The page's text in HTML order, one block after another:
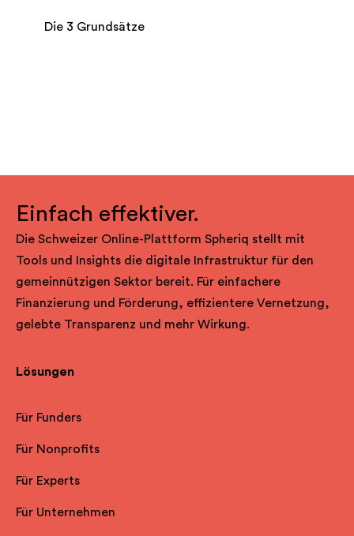
Die 3 Grundsätze
Einfach effektiver.
Die Schweizer Online-Plattform Spheriq stellt mit
Tools und Insights die digitale Infrastruktur für den
gemeinnützigen Sektor bereit. Für einfachere
Finanzierung und Förderung, effizientere Vernetzung,
gelebte Transparenz und mehr Wirkung.
Lösungen
Für Funders
Für Nonprofits
Für Experts
Für Unternehmen